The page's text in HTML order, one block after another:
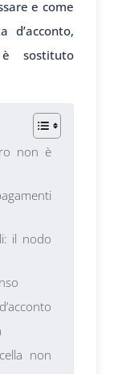
e come
sostituto
non è
il nodo
non